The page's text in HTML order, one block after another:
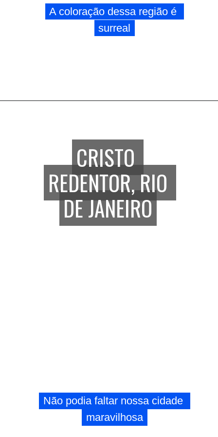
A coloração dessa região é
surreal
A coloração dessa região é
surreal
Não podia faltar nossa cidade
maravilhosa
Não podia faltar nossa cidade
maravilhosa
CRISTO
REDENTOR, RIO
DE JANEIRO
CRISTO
REDENTOR, RIO
DE JANEIRO